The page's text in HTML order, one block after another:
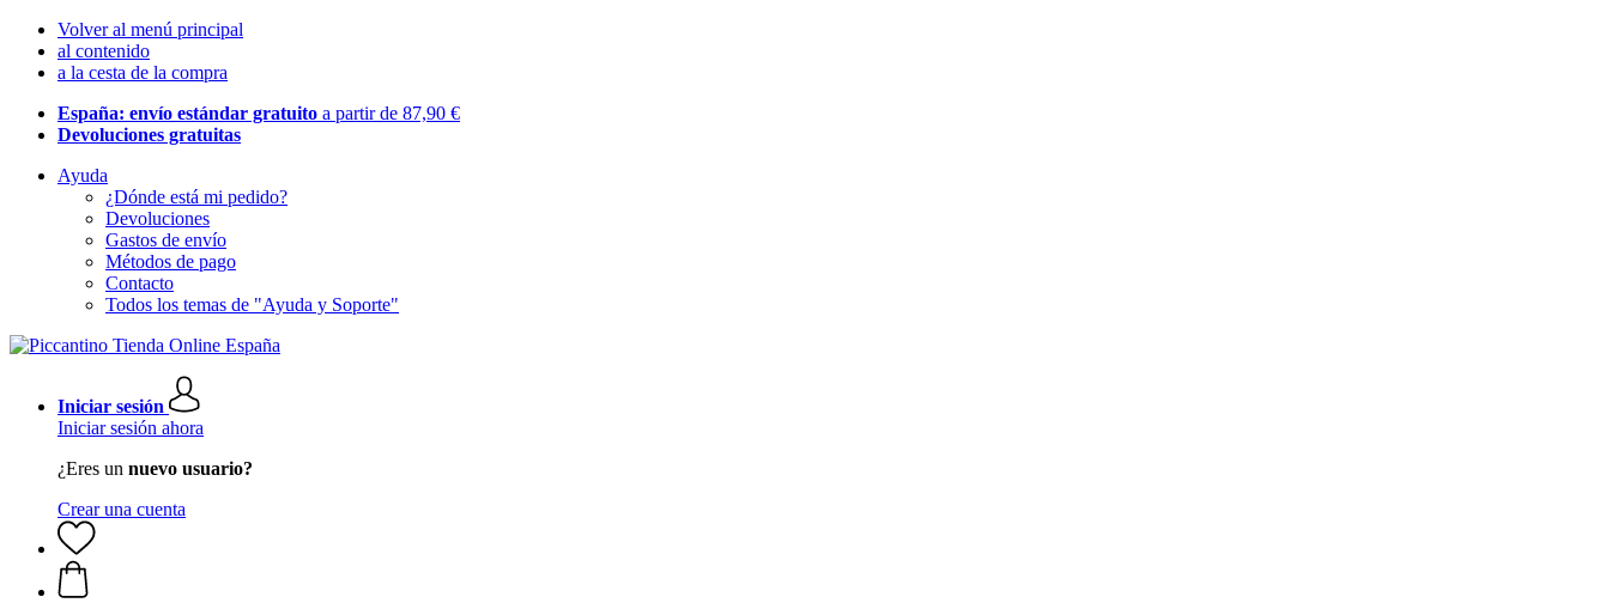
Volver al menú principal
al contenido
a la cesta de la compra
España: envío estándar gratuito a partir de 87,90 €
Devoluciones gratuitas
Ayuda
¿Dónde está mi pedido?
Devoluciones
Gastos de envío
Métodos de pago
Contacto
Todos los temas de "Ayuda y Soporte"
Iniciar sesión
Iniciar sesión ahora
¿Eres un nuevo usuario?
Crear una cuenta